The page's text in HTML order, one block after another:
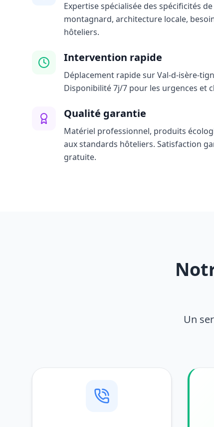
Expertise spécialisée des spécificités
montagnard, architecture locale,
hôteliers.
Intervention rapide
Déplacement rapide sur Val-d-isère-
Disponibilité 7j/7 pour les urgences et
Qualité garantie
Matériel professionnel, produits
aux standards hôteliers. Satisfaction
gratuite.
Un